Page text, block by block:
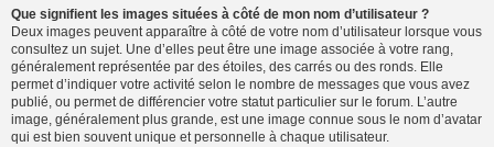
Que signifient les images situées à côté de mon nom d’utilisateur ?
Deux images peuvent apparaître à côté de votre nom d’utilisateur lorsque vous
consultez un sujet. Une d’elles peut être une image associée à votre rang,
généralement représentée par des étoiles, des carrés ou des ronds. Elle
permet d’indiquer votre activité selon le nombre de messages que vous avez
publié, ou permet de différencier votre statut particulier sur le forum. L’autre
image, généralement plus grande, est une image connue sous le nom d’avatar
qui est bien souvent unique et personnelle à chaque utilisateur.